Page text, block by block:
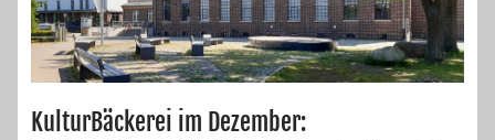
KulturBäckerei im Dezember: